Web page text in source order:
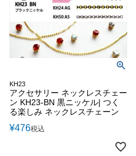
KH23
アクセサリー ネックレスチェー
ン KH23-BN 黒ニッケル| つく
る楽しみ ネックレスチェーン
¥476税込